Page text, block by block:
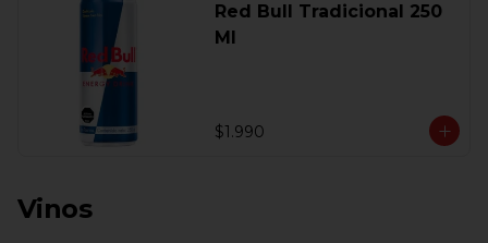
Red Bull Tradicional 250
Ml
$1.990
Vinos